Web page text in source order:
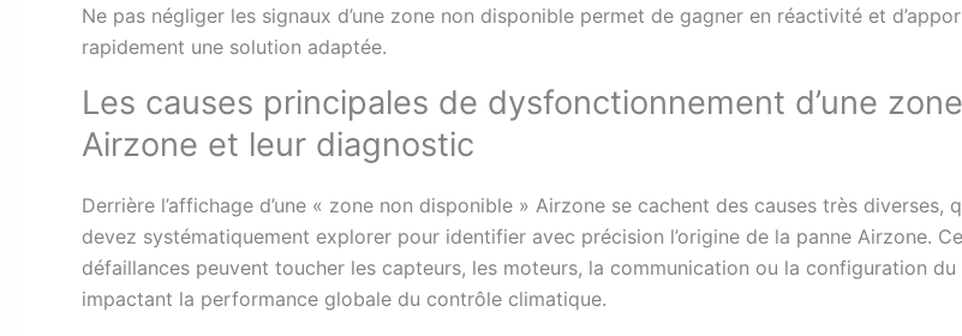
Ne pas négliger les signaux d’une zone non disponible permet de gagner en réactivité et
rapidement une solution adaptée.
Les causes principales de dysfonctionnement d’une zone
Airzone et leur diagnostic
Derrière l’affichage d’une « zone non disponible » Airzone se cachent des causes très diverses,
devez systématiquement explorer pour identifier avec précision l’origine de la panne Airzone.
défaillances peuvent toucher les capteurs, les moteurs, la communication ou la configuration du
impactant la performance globale du contrôle climatique.